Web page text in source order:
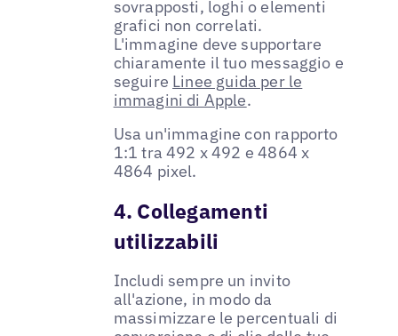
sovrapposti, loghi o elementi
grafici non correlati.
L'immagine deve supportare
chiaramente il tuo messaggio e
seguire Linee guida per le
immagini di Apple.
Usa un'immagine con rapporto
1:1 tra 492 x 492 e 4864 x
4864 pixel.
4. Collegamenti
utilizzabili
Includi sempre un invito
all'azione, in modo da
massimizzare le percentuali di